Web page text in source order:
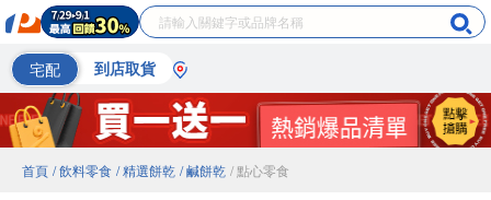
宅配 到店取貨
首頁 / 飲料零食 / 精選餅乾 / 鹹餅乾 / 點心零食